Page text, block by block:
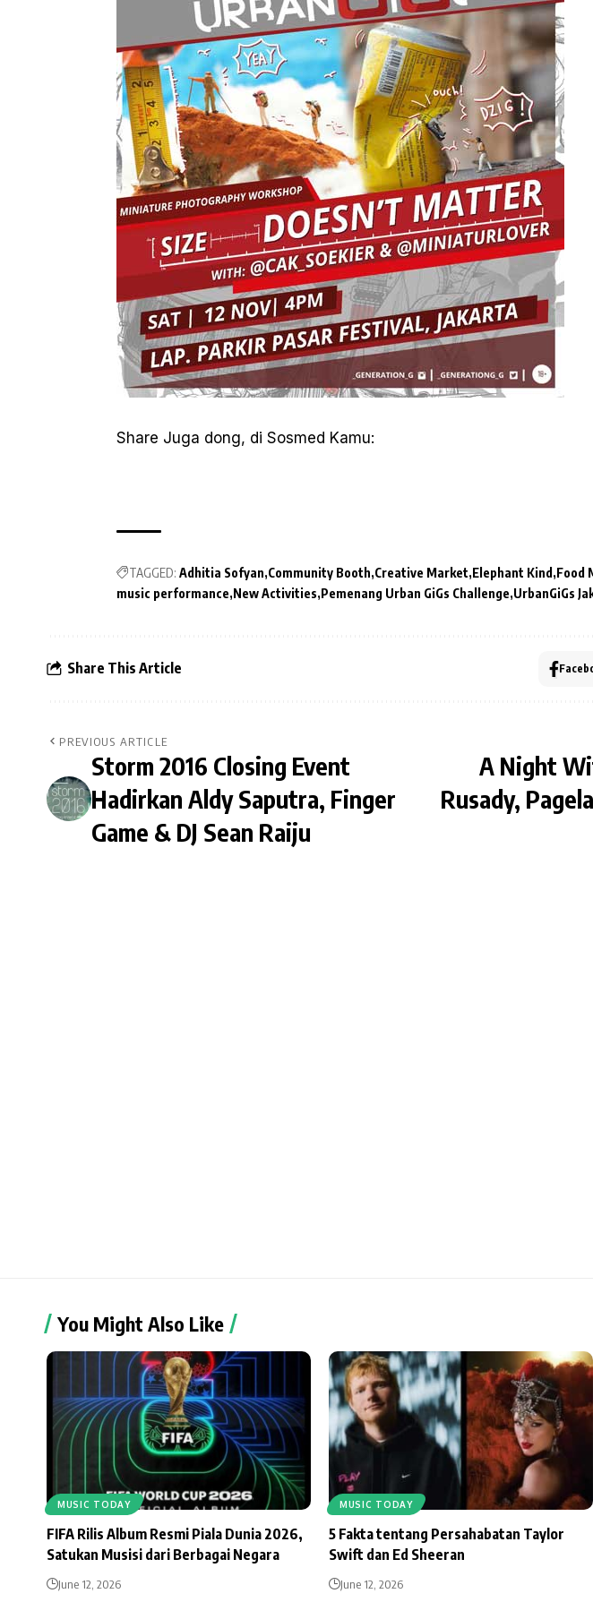
Share Juga dong, di Sosmed Kamu:
TAGGED: Adhitia Sofyan Community Booth Creative Market Elephant Kind Food
music performance New Activities Pemenang Urban GiGs Challenge UrbanGiGs
Share This Article
PREVIOUS ARTICLE
Storm 2016 Closing Event
Hadirkan Aldy Saputra, Finger
Game & DJ Sean Raiju
A Night
Rusady,
You Might Also Like
MUSIC TODAY
FIFA Rilis Album Resmi Piala Dunia 2026,
Satukan Musisi dari Berbagai Negara
June 12, 2026
MUSIC TODAY
5 Fakta tentang Persahabatan Taylor
Swift dan Ed Sheeran
June 12, 2026